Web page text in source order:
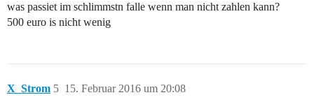
was passiet im schlimmstn falle wenn man nicht zahlen kann?
500 euro is nicht wenig
X_Strom 15. Februar 2016 um 20:08
5